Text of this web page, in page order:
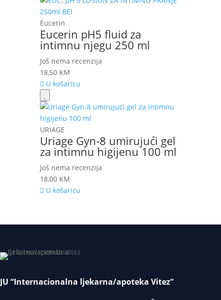
Eucerin
Eucerin pH5 fluid za
intimnu njegu 250 ml
Još nema recenzija
18,50 KM
U košaricu
URIAGE
Uriage Gyn-8 umirujući gel
za intimnu higijenu 100 ml
Još nema recenzija
18,00 KM
U košaricu
JU “Internacionalna ljekarna/apoteka Vitez”